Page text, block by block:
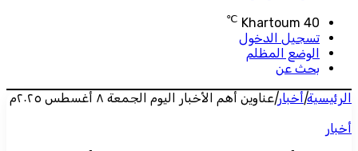
Khartoum 40
℃
تسجيل الدخول
الوضع المظلم
بحث عن
الرئيسية|أخبار|
عناوين أهم الأخبار اليوم الجمعة ٨ أغسطس ٢٠٢٥م
أخبار